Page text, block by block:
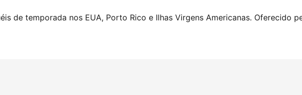
de temporada nos EUA, Porto Rico e Ilhas Virgens Americanas. Oferecido